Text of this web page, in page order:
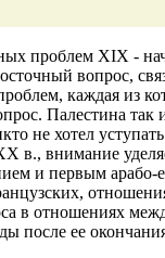
проблем XIX -
вопрос,
каждая из
Палестина так
не хотел
в., внимание
и первым арабо-
в отношениях
после ее